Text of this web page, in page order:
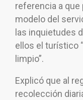
referencia a
modelo del
las inquietudes
ellos el turístico
limpio”.
Explicó que al
recolección